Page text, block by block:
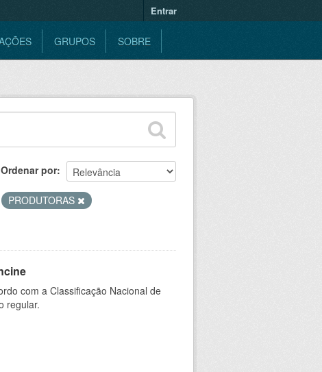
Entrar
GRUPOS SOBRE
Ordenar por
PRODUTORAS
com a Classificação Nacional de
regular.